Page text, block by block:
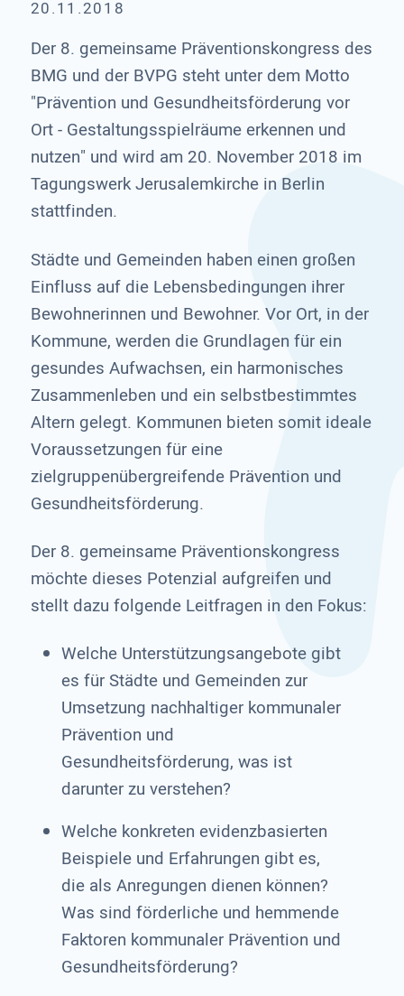
20.11.2018
Der 8. gemeinsame Präventionskongress des
BMG und der BVPG steht unter dem Motto
"Prävention und Gesundheitsförderung vor
Ort - Gestaltungsspielräume erkennen und
nutzen" und wird am 20. November 2018 im
Tagungswerk Jerusalemkirche in Berlin
stattfinden.
Städte und Gemeinden haben einen großen
Einfluss auf die Lebensbedingungen ihrer
Bewohnerinnen und Bewohner. Vor Ort, in der
Kommune, werden die Grundlagen für ein
gesundes Aufwachsen, ein harmonisches
Zusammenleben und ein selbstbestimmtes
Altern gelegt. Kommunen bieten somit ideale
Voraussetzungen für eine
zielgruppenübergreifende Prävention und
Gesundheitsförderung.
Der 8. gemeinsame Präventionskongress
möchte dieses Potenzial aufgreifen und
stellt dazu folgende Leitfragen in den Fokus:
Welche Unterstützungsangebote gibt
es für Städte und Gemeinden zur
Umsetzung nachhaltiger kommunaler
Prävention und
Gesundheitsförderung, was ist
darunter zu verstehen?
Welche konkreten evidenzbasierten
Beispiele und Erfahrungen gibt es,
die als Anregungen dienen können?
Was sind förderliche und hemmende
Faktoren kommunaler Prävention und
Gesundheitsförderung?